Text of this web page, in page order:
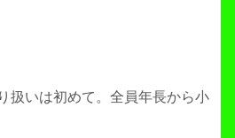
扱いは初めて。全員年長から小